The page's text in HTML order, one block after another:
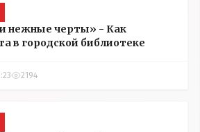
нежные черты» - Как
в городской библиотеке
2194